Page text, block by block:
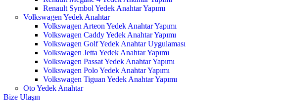
Renault Symbol Yedek Anahtar Yapımı
Volkswagen Yedek Anahtar
Volkswagen Arteon Yedek Anahtar Yapımı
Volkswagen Caddy Yedek Anahtar Yapımı
Volkswagen Golf Yedek Anahtar Uygulaması
Volkswagen Jetta Yedek Anahtar Yapımı
Volkswagen Passat Yedek Anahtar Yapımı
Volkswagen Polo Yedek Anahtar Yapımı
Volkswagen Tiguan Yedek Anahtar Yapımı
Oto Yedek Anahtar
Bize Ulaşın